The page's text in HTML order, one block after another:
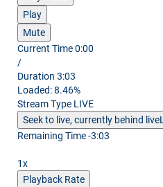
Play
Mute
Current Time0:00
/
Duration 3:03
Loaded:8.46%
Stream Type LIVE
Seek to live, currently behind live
Remaining Time-3:03
1x
Playback Rate